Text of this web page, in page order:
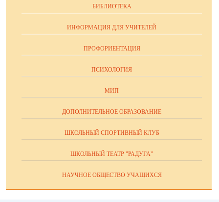
БИБЛИОТЕКА
ИНФОРМАЦИЯ ДЛЯ УЧИТЕЛЕЙ
ПРОФОРИЕНТАЦИЯ
ПСИХОЛОГИЯ
МИП
ДОПОЛНИТЕЛЬНОЕ ОБРАЗОВАНИЕ
ШКОЛЬНЫЙ СПОРТИВНЫЙ КЛУБ
ШКОЛЬНЫЙ ТЕАТР "РАДУГА"
НАУЧНОЕ ОБЩЕСТВО УЧАЩИХСЯ